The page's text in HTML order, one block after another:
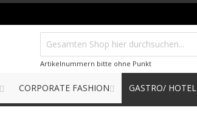
Artikelnummern bitte ohne Punkt
CORPORATE FASHION GASTRO/ HOTEL